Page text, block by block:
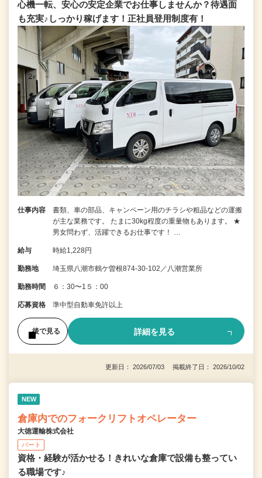
心機一転、安心の安定企業でお仕事しませんか？待遇面
も充実♪しっかり稼げます！正社員登用制度有！
仕事内容
書類、車の部品、キャンペーン用のチラシや粗品などの運搬
が主な業務です。 たまに30kg程度の重量物もあります。 ★
男女問わず、活躍できるお仕事です！ …
給与 時給1,228円
勤務地 埼玉県八潮市鶴ケ曽根874-30-102／八潮営業所
勤務時間 ６：30〜1５：00
応募資格 準中型自動車免許以上
後で見る 詳細を見る
更新日： 2026/07/03 掲載終了日： 2026/10/02
NEW
倉庫内でのフォークリフトオペレーター
大徳運輸株式会社
パート
資格・経験が活かせる！きれいな倉庫で設備も整ってい
る職場です♪